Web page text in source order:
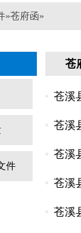
»苍府函»
件
苍
苍溪
苍溪
苍溪
苍溪
苍溪